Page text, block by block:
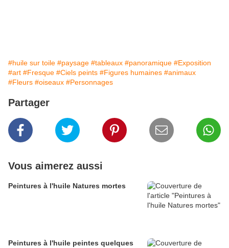
#huile sur toile #paysage #tableaux #panoramique #Exposition
#art #Fresque #Ciels peints #Figures humaines #animaux
#Fleurs #oiseaux #Personnages
Partager
Vous aimerez aussi
Peintures à l'huile Natures mortes
Peintures à l'huile peintes quelques